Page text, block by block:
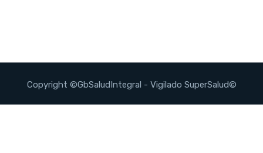
Copyright ©GbSaludIntegral - Vigilado SuperSalud©